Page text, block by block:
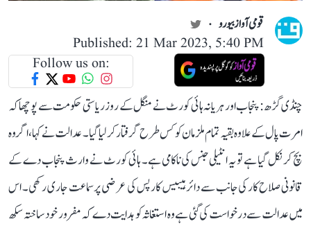
قومی آواز بیورو
Published: 21 Mar 2023, 5:40 PM
Follow us on:
چنڈی گڑھ: پنجاب اور ہریانہ ہائی کورٹ نے منگل کے روز ریاستی حکومت سے پوچھا کہ
امرت پال کے علاوہ بقیہ تمام ملزمان کو کس طرح گرفتار کر لیا گیا۔ عدالت نے کہا، اگر وہ
بچ کر نکل گیا ہے تو یہ انٹیلی جنس کی ناکامی ہے۔ ہائی کورٹ نے وارث پنجاب دے کے
قانونی صلاح کار کی جانب سے دائر ہیبیس کارپس کی عرضی پر سماعت جاری رکھی۔ اس
میں عدالت سے درخواست کی گئی ہے وہ استغاثہ کو ہدایت دے کہ مفرور خود ساختہ سکھ